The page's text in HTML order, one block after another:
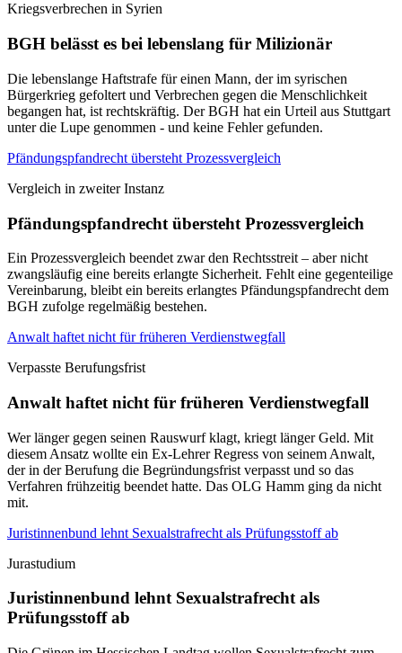
Kriegsverbrechen in Syrien
BGH belässt es bei lebenslang für Milizionär
Die lebenslange Haftstrafe für einen Mann, der im syrischen
Bürgerkrieg gefoltert und Verbrechen gegen die Menschlichkeit
begangen hat, ist rechtskräftig. Der BGH hat ein Urteil aus Stuttgart
unter die Lupe genommen - und keine Fehler gefunden.
Pfändungspfandrecht übersteht Prozessvergleich
Vergleich in zweiter Instanz
Pfändungspfandrecht übersteht Prozessvergleich
Ein Prozessvergleich beendet zwar den Rechtsstreit – aber nicht
zwangsläufig eine bereits erlangte Sicherheit. Fehlt eine gegenteilige
Vereinbarung, bleibt ein bereits erlangtes Pfändungspfandrecht dem
BGH zufolge regelmäßig bestehen.
Anwalt haftet nicht für früheren Verdienstwegfall
Verpasste Berufungsfrist
Anwalt haftet nicht für früheren Verdienstwegfall
Wer länger gegen seinen Rauswurf klagt, kriegt länger Geld. Mit
diesem Ansatz wollte ein Ex-Lehrer Regress von seinem Anwalt,
der in der Berufung die Begründungsfrist verpasst und so das
Verfahren frühzeitig beendet hatte. Das OLG Hamm ging da nicht
mit.
Juristinnenbund lehnt Sexualstrafrecht als Prüfungsstoff ab
Jurastudium
Juristinnenbund lehnt Sexualstrafrecht als
Prüfungsstoff ab